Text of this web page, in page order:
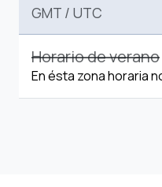
GMT / UTC
Horario de verano
En ésta zona horaria